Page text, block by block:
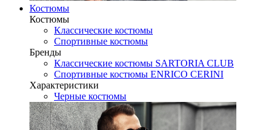
Костюмы
Костюмы
Классические костюмы
Спортивные костюмы
Бренды
Классические костюмы SARTORIA CLUB
Спортивные костюмы ENRICO CERINI
Характеристики
Черные костюмы